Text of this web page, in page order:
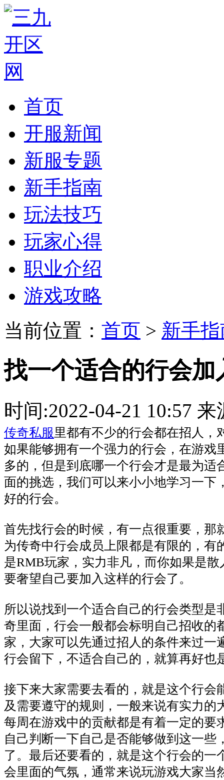
首页
开服新闻
新服专题
新手指南
玩法技巧
玩家心得
职业介绍
游戏攻略
当前位置： 首页 > 新手
找一个适合的行会加
时间:2022-04-21 10:57
传奇私服里都有不少的行会都在招人，
如果能够拥有一个强力的行会，在游戏
多的，但是到底哪一个行会才是最为适
面的挑选，我们可以来小小地学习一下
好的行会。
首先找行会的时候，有一点很重要，那
为传奇中行会成员上限都是有限的，有
是RMB玩家，实力非凡，而你如果是散
要奢望自己要加入这样的行会了。
所以说找到一个适合自己的行会类型是
奇里面，行会一般都会标明自己招收的
家，大家可以先通过招人的条件来过一
行会留下，不适合自己的，就算再好也
接下来大家需要去看的，就是这个行会
及需要遵守的规则，一般来说有实力的
每周在游戏中的贡献都是有着一定的要
自己判断一下自己是否能够做到这一些
了。最后还要看的，就是这个行会的一
会里面的气氛，通常来说玩游戏大家当